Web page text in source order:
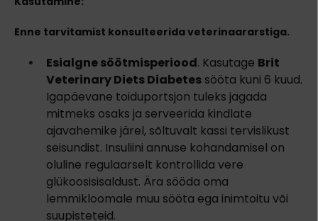
Enne tarvitamist konsulteerida veterinaararstiga.
Esialgne söötmisperiood. Kasutage Brit
Veterinary Diets Diabetes sööta kuni 6 kuud.
Igapäevane toiduportsjon tuleks jagada
mitmeks osaks ja serveerida kindlate
ajavahemike järel, sõltuvalt kassi tervislikust
seisundist. Insuliini annuse kohandamisel on
oluline regulaarselt kontrollida vere
glükoosisisaldust. Ära sööda oma
lemmikloomale muu sööta ega inimtoitu või
suupisteteid.